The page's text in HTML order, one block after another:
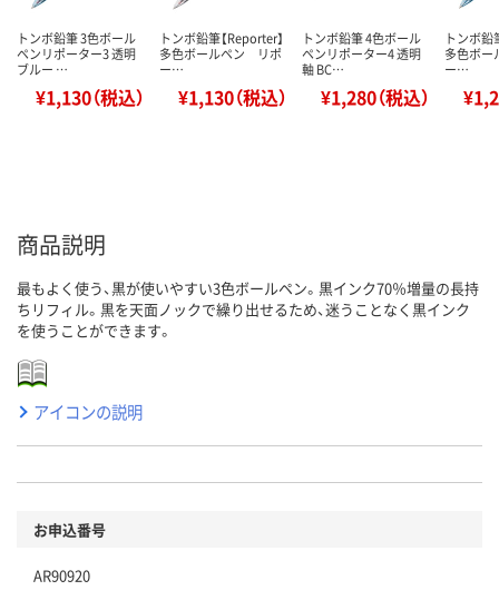
トンボ鉛筆 3色ボール
ペンリポーター3 透明
ブルー …
¥1,130（税込）
トンボ鉛筆【Reporter】
多色ボールペン リポ
ー…
¥1,130（税込）
トンボ鉛筆 4色ボール
ペンリポーター4 透明
軸 BC…
¥1,280（税込）
トンボ鉛
多色ボ
ー…
商品説明
最もよく使う、黒が使いやすい3色ボールペン。黒インク70％増量の長持
ちリフィル。黒を天面ノックで繰り出せるため、迷うことなく黒インク
を使うことができます。
アイコンの説明
お申込番号
AR90920